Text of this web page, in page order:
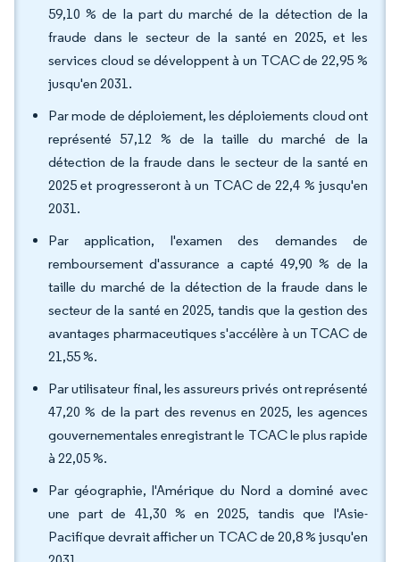
59,10 % de la part du marché de la détection de la
fraude dans le secteur de la santé en 2025, et les
services cloud se développent à un TCAC de 22,95 %
jusqu'en 2031.
Par mode de déploiement, les déploiements cloud ont
représenté 57,12 % de la taille du marché de la
détection de la fraude dans le secteur de la santé en
2025 et progresseront à un TCAC de 22,4 % jusqu'en
2031.
Par application, l'examen des demandes de
remboursement d'assurance a capté 49,90 % de la
taille du marché de la détection de la fraude dans le
secteur de la santé en 2025, tandis que la gestion des
avantages pharmaceutiques s'accélère à un TCAC de
21,55 %.
Par utilisateur final, les assureurs privés ont représenté
47,20 % de la part des revenus en 2025, les agences
gouvernementales enregistrant le TCAC le plus rapide
à 22,05 %.
Par géographie, l'Amérique du Nord a dominé avec
une part de 41,30 % en 2025, tandis que l'Asie-
Pacifique devrait afficher un TCAC de 20,8 % jusqu'en